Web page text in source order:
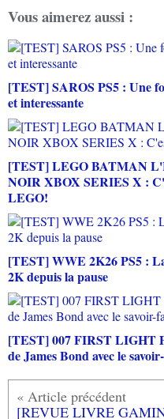
Vous aimerez aussi :
[TEST] SAROS PS5 : Une
et interessante
[TEST] LEGO BATMAN
NOIR XBOX SERIES X :
LEGO!
[TEST] WWE 2K26 PS5 :
2K depuis la pause
[TEST] 007 FIRST LIGHT
de James Bond avec le